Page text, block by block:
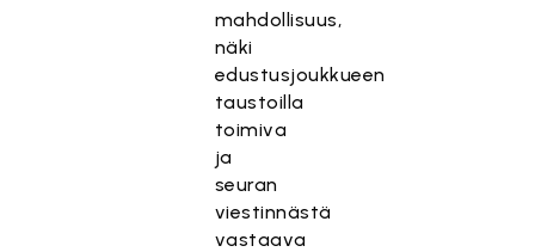
mahdollisuus,
näki
edustusjoukkueen
taustoilla
toimiva
ja
seuran
viestinnästä
vastaava